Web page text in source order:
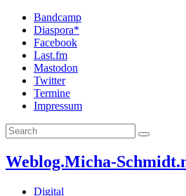
Bandcamp
Diaspora*
Facebook
Last.fm
Mastodon
Twitter
Termine
Impressum
Weblog.Micha-
Digital